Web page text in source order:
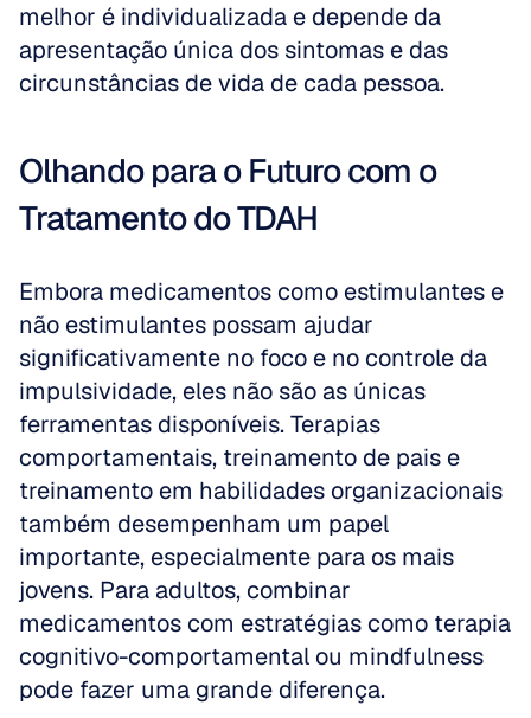
melhor é individualizada e depende da
apresentação única dos sintomas e das
circunstâncias de vida de cada pessoa.
Olhando para o Futuro com o
Tratamento do TDAH
Embora medicamentos como estimulantes e
não estimulantes possam ajudar
significativamente no foco e no controle da
impulsividade, eles não são as únicas
ferramentas disponíveis. Terapias
comportamentais, treinamento de pais e
treinamento em habilidades organizacionais
também desempenham um papel
importante, especialmente para os mais
jovens. Para adultos, combinar
medicamentos com estratégias como terapia
cognitivo-comportamental ou mindfulness
pode fazer uma grande diferença.